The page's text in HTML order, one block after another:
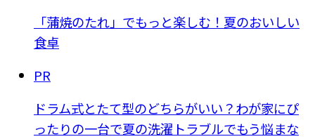
「蒲焼のたれ」でもっと楽しむ！夏のおいしい
食卓
PR
ドラム式とたて型のどちらがいい？わが家にぴ
ったりの一台で夏の洗濯トラブルでもう悩まな